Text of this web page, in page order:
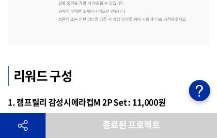
리워드 구성
1. 캠프릴리 감성시에라컵M 2P Set : 11,000원
2. 캠프릴리 감성시에라컵M 4P Set : 19,000원 (
은품 증정!
종료된 프로젝트